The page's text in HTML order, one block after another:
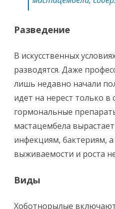
Разведение
В искусственных
разводятся. Даже
лишь недавно начали
идет на нерест только в
гормональные
мастацембела
инфекциям, бактериям,
выживаемости и роста
Виды
Хоботнорылые включают